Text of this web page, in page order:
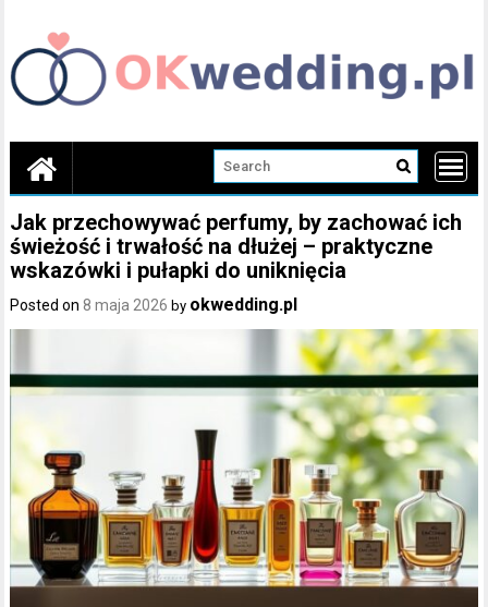
content
Jak przechowywać perfumy, by zachować ich
świeżość i trwałość na dłużej – praktyczne
wskazówki i pułapki do uniknięcia
Posted on 8 maja 2026 by okwedding.pl